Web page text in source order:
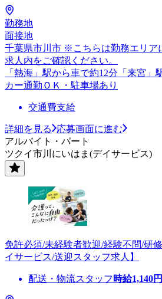
勤務地
面接地
千葉県市川市 ※こちらは勤務エリア
求人内をご確認ください。
「熱海」駅から車で約12分「来宮」
カー通勤ＯＫ・駐車場あり
交通費支給
詳細を見る
応募画面に進む
アルバイト・パート
ツクイ市川にいはま(デイサービス)
免許必須/未経験者歓迎/経験不問/研
イサービス/送迎スタッフ求人】
配送・物流スタッフ 時給1,140円